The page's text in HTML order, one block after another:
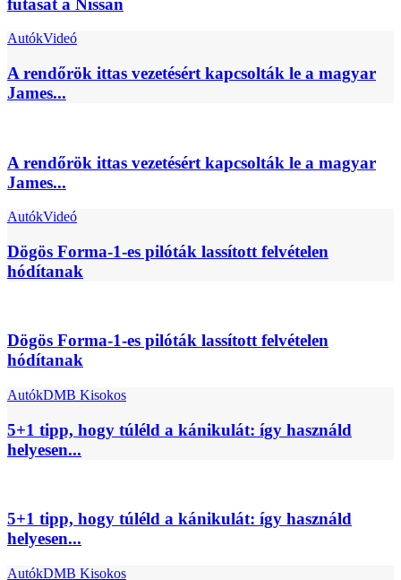
futását a Nissan
AutókVideó
A rendőrök ittas vezetésért kapcsolták le a magyar
James...
A rendőrök ittas vezetésért kapcsolták le a magyar
James...
AutókVideó
Dögös Forma-1-es pilóták lassított felvételen
hódítanak
Dögös Forma-1-es pilóták lassított felvételen
hódítanak
AutókDMB Kisokos
5+1 tipp, hogy túléld a kánikulát: így használd
helyesen...
5+1 tipp, hogy túléld a kánikulát: így használd
helyesen...
AutókDMB Kisokos